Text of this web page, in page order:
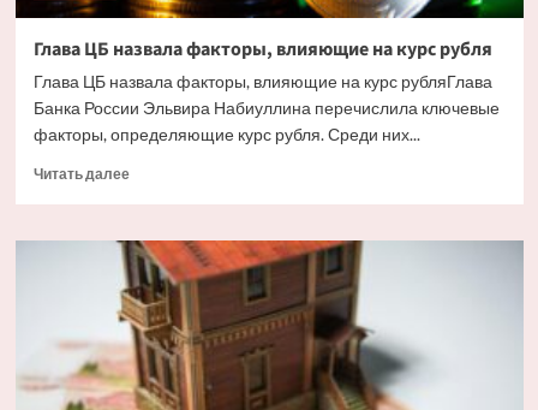
Глава ЦБ назвала факторы, влияющие на курс рубля
Глава ЦБ назвала факторы, влияющие на курс рубляГлава
Банка России Эльвира Набиуллина перечислила ключевые
факторы, определяющие курс рубля. Среди них...
Читать далееПрочитать
Глава
ЦБ
назвала
факторы,
влияющие
на
курс
рубля